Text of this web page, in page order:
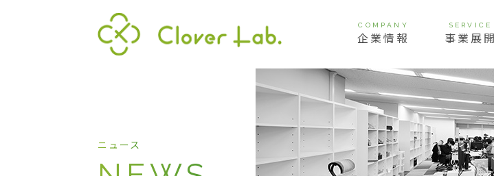
COMPANY
企業情報
代表挨拶 経営理念 ビジョン
SERVICE
事業展開
ニュース